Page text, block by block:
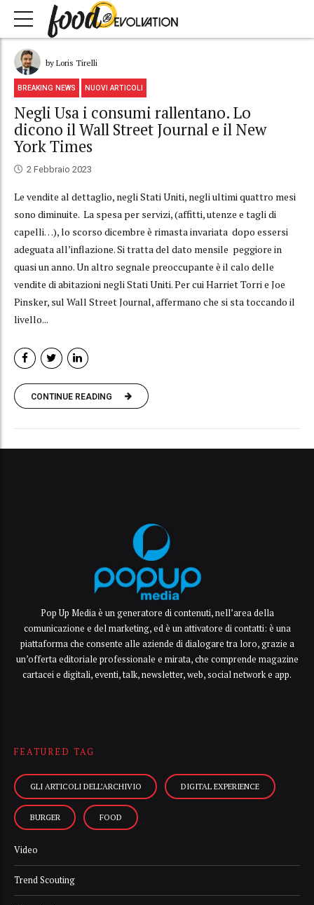
by Loris Tirelli
BREAKING NEWS NUOVI ARTICOLI
Negli Usa i consumi rallentano. Lo
dicono il Wall Street Journal e il New
York Times
2 Febbraio 2023
Le vendite al dettaglio, negli Stati Uniti, negli ultimi quattro mesi
sono diminuite. La spesa per servizi, (affitti, utenze e tagli di
capelli…), lo scorso dicembre è rimasta invariata dopo essersi
adeguata all’inflazione. Si tratta del dato mensile peggiore in
quasi un anno. Un altro segnale preoccupante è il calo delle
vendite di abitazioni negli Stati Uniti. Per cui Harriet Torri e Joe
Pinsker, sul Wall Street Journal, affermano che si sta toccando il
livello...
CONTINUE READING
Pop Up Media è un generatore di contenuti, nell’area della
comunicazione e del marketing, ed è un attivatore di contatti: è una
piattaforma che consente alle aziende di dialogare tra loro, grazie a
un’offerta editoriale professionale e mirata, che comprende magazine
cartacei e digitali, eventi, talk, newsletter, web, social network e app.
FEATURED TAG
GLI ARTICOLI DELL’ARCHIVIO DIGITAL EXPERIENCE
BURGER FOOD
Video
Trend Scouting